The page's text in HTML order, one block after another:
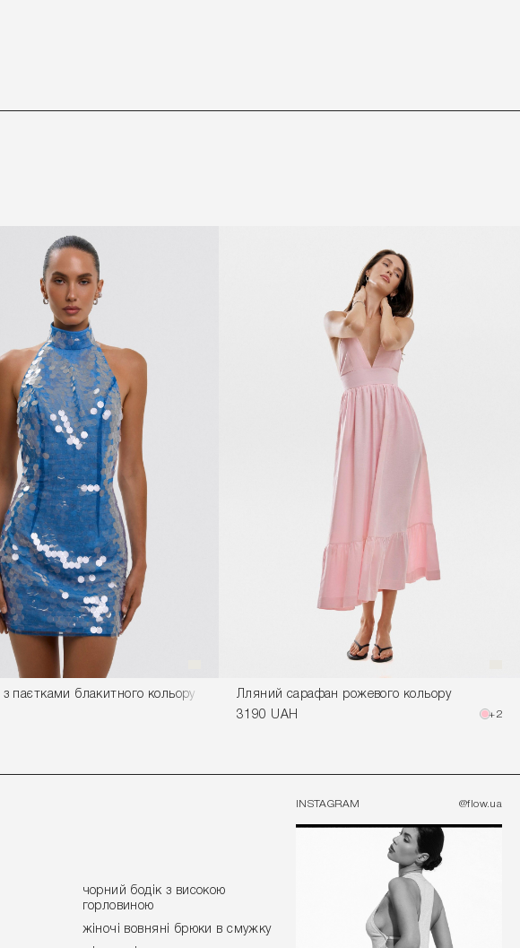
з паєтками блакитного кольору
Лляний сарафан рожевого кольору
3190 UAH
+2
чорний бодік з високою
горловиною
жіночі вовняні брюки в смужку
INSTAGRAM @flow.ua